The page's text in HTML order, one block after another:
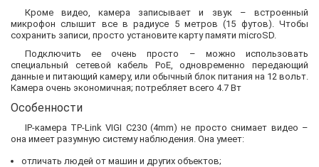
Кроме видео, камера записывает и звук – встроенный
микрофон слышит все в радиусе 5 метров (15 футов). Чтобы
сохранить записи, просто установите карту памяти microSD.
Подключить ее очень просто – можно использовать
специальный сетевой кабель PoE, одновременно передающий
данные и питающий камеру, или обычный блок питания на 12 вольт.
Камера очень экономичная; потребляет всего 4.7 Вт
Особенности
IP-камера TP-Link VIGI C230 (4mm) не просто снимает видео –
она имеет разумную систему наблюдения. Она умеет:
отличать людей от машин и других объектов;